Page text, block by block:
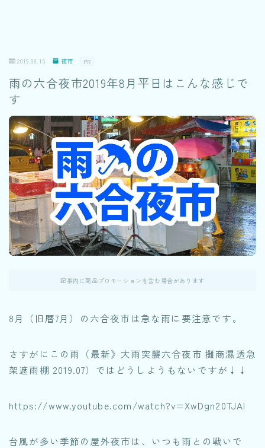
2019.08.15 夜市 PR
雨の六合夜市2019年8月平日はこんな感じで
す
記事内に商品プロモーションを含む場合があります
8月（旧暦7月）の六合夜市は急な雨に要注意です。
さすがにこの雨（最新》大雨突襲六合夜市 攤商濕透急
架遮雨棚 2019.07）ではどうしようもないですが↓↓
https://www.youtube.com/watch?v=XwDgn20TJAI
台風が多い季節の屋外夜市は、いつも雨との戦いで